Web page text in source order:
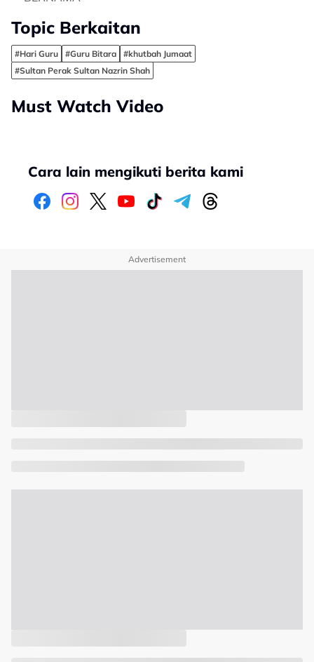
Topic Berkaitan
#Hari Guru #Guru Bitara
#khutbah Jumaat
#Sultan Perak Sultan Nazrin Shah
Must Watch Video
Cara lain mengikuti berita kami
Advertisement